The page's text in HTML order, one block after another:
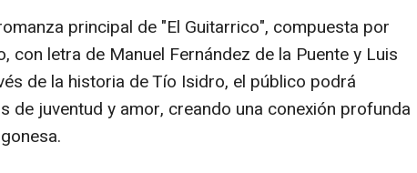
principal de "El Guitarrico", compuesta por
con letra de Manuel Fernández de la Puente y Luis
de la historia de Tío Isidro, el público podrá
de juventud y amor, creando una conexión profunda